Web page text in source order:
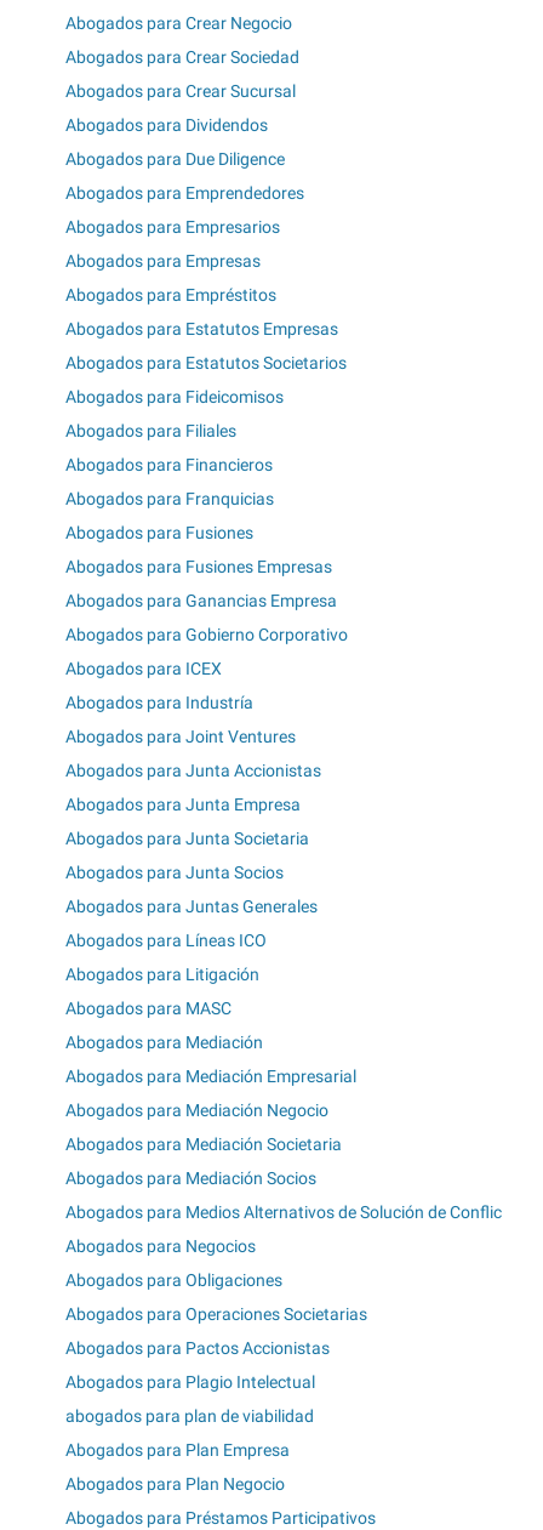
Abogados para Crear Negocio
Abogados para Crear Sociedad
Abogados para Crear Sucursal
Abogados para Dividendos
Abogados para Due Diligence
Abogados para Emprendedores
Abogados para Empresarios
Abogados para Empresas
Abogados para Empréstitos
Abogados para Estatutos Empresas
Abogados para Estatutos Societarios
Abogados para Fideicomisos
Abogados para Filiales
Abogados para Financieros
Abogados para Franquicias
Abogados para Fusiones
Abogados para Fusiones Empresas
Abogados para Ganancias Empresa
Abogados para Gobierno Corporativo
Abogados para ICEX
Abogados para Industría
Abogados para Joint Ventures
Abogados para Junta Accionistas
Abogados para Junta Empresa
Abogados para Junta Societaria
Abogados para Junta Socios
Abogados para Juntas Generales
Abogados para Líneas ICO
Abogados para Litigación
Abogados para MASC
Abogados para Mediación
Abogados para Mediación Empresarial
Abogados para Mediación Negocio
Abogados para Mediación Societaria
Abogados para Mediación Socios
Abogados para Medios Alternativos de Solución de Conflic
Abogados para Negocios
Abogados para Obligaciones
Abogados para Operaciones Societarias
Abogados para Pactos Accionistas
Abogados para Plagio Intelectual
abogados para plan de viabilidad
Abogados para Plan Empresa
Abogados para Plan Negocio
Abogados para Préstamos Participativos